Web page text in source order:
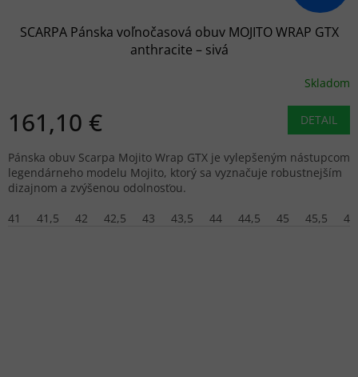
SCARPA Pánska voľnočasová obuv MOJITO WRAP GTX
anthracite – sivá
Skladom
161,10 € DETAIL
Pánska obuv Scarpa Mojito Wrap GTX je vylepšeným nástupcom
legendárneho modelu Mojito, ktorý sa vyznačuje robustnejším
dizajnom a zvýšenou odolnosťou.
41
41,5 42 42,5 43 43,5 44 44,5 45 45,5 47